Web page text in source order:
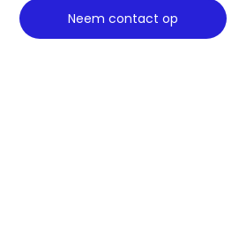
Neem contact op